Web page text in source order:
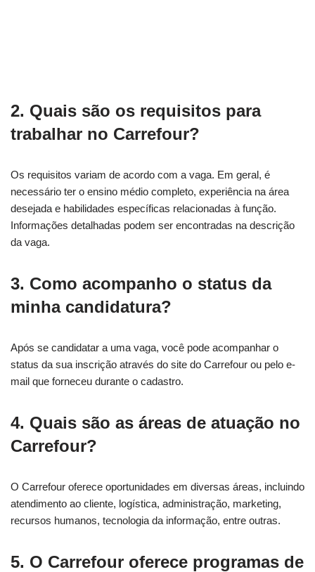
2. Quais são os requisitos para
trabalhar no Carrefour?
Os requisitos variam de acordo com a vaga. Em geral, é
necessário ter o ensino médio completo, experiência na área
desejada e habilidades específicas relacionadas à função.
Informações detalhadas podem ser encontradas na descrição
da vaga.
3. Como acompanho o status da
minha candidatura?
Após se candidatar a uma vaga, você pode acompanhar o
status da sua inscrição através do site do Carrefour ou pelo e-
mail que forneceu durante o cadastro.
4. Quais são as áreas de atuação no
Carrefour?
O Carrefour oferece oportunidades em diversas áreas, incluindo
atendimento ao cliente, logística, administração, marketing,
recursos humanos, tecnologia da informação, entre outras.
5. O Carrefour oferece programas de